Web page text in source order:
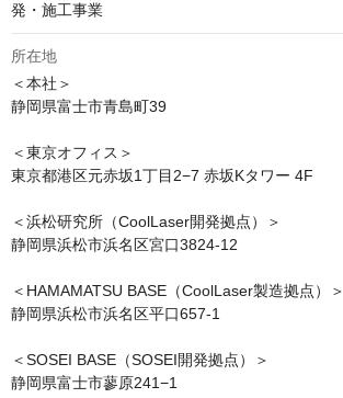
発・施工事業
所在地
＜本社＞
静岡県富士市青島町39
＜東京オフィス＞
東京都港区元赤坂1丁目2−7 赤坂Kタワー 4F
＜浜松研究所（CoolLaser開発拠点）＞
静岡県浜松市浜名区宮口3824-12
＜HAMAMATSU BASE（CoolLaser製造拠点）＞
静岡県浜松市浜名区平口657-1
＜SOSEI BASE（SOSEI開発拠点）＞
静岡県富士市蓼原241−1